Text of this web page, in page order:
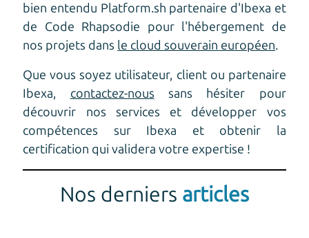
bien entendu Platform.sh partenaire d'Ibexa et
de Code Rhapsodie pour l'hébergement de
nos projets dans le cloud souverain européen.
Que vous soyez utilisateur, client ou partenaire
Ibexa, contactez-nous sans hésiter pour
découvrir nos services et développer vos
compétences sur Ibexa et obtenir la
certification qui validera votre expertise !
Nos derniers articles